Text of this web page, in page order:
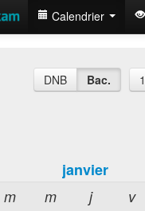
Calendrier
DNB Bac. 1
janvier
m m j v